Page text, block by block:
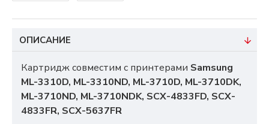
ОПИСАНИЕ
Картридж совместим с принтерами Samsung
ML-3310D, ML-3310ND, ML-3710D, ML-3710DK,
ML-3710ND, ML-3710NDK, SCX-4833FD, SCX-
4833FR, SCX-5637FR